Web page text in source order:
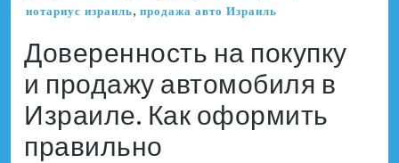
нотариус израиль, продажа авто Израиль
Доверенность на покупку
и продажу автомобиля в
Израиле. Как оформить
правильно